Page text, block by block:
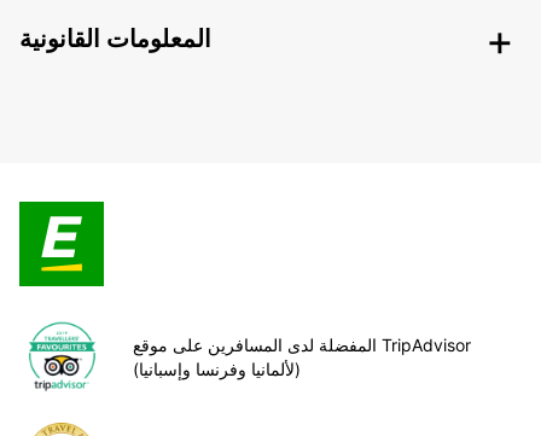
المعلومات القانونية
المفضلة لدى المسافرين على موقع TripAdvisor
(لألمانيا وفرنسا وإسبانيا)